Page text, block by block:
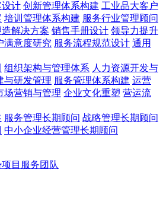
设计 创新管理体系构建 工业品大客户
培训管理体系构建 服务行业管理顾问
解决方案 销售手册设计 领导力提升
满意度研究 服务流程规范设计 通用
组织架构与管理体系 人力资源开发与
与研发管理 服务管理体系构建 运营
场营销与管理 企业文化重塑 营运流
服务管理长期顾问 战略管理长期顾问
中小企业经营管理长期顾问
项目服务团队